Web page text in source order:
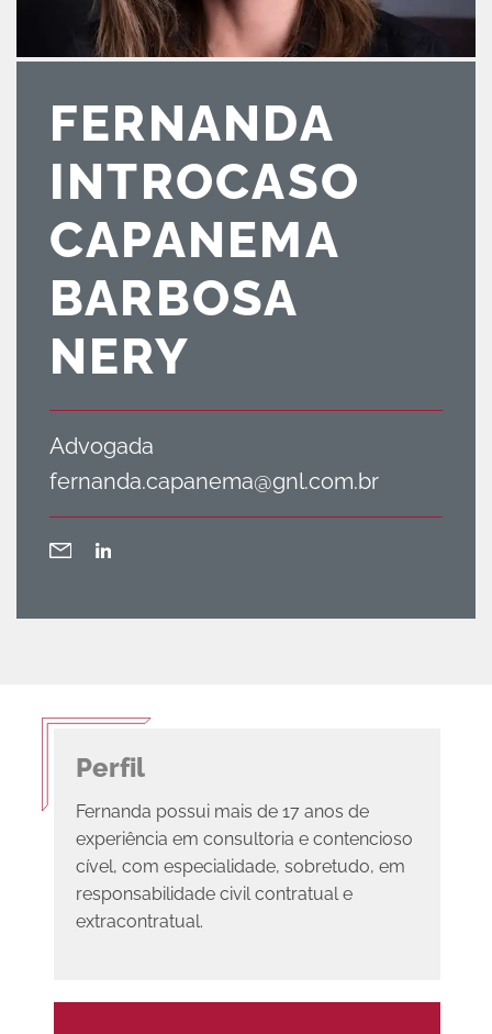
FERNANDA
INTROCASO
CAPANEMA
BARBOSA
NERY
Advogada
fernanda.capanema@gnl.com.br
Perfil
Fernanda possui mais de 17 anos de
experiência em consultoria e contencioso
cível, com especialidade, sobretudo, em
responsabilidade civil contratual e
extracontratual.